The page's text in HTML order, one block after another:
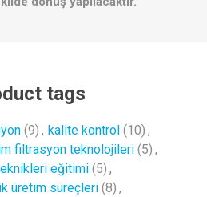
tags
(9) , kalite kontrol (10) ,
filtrasyon teknolojileri (5) ,
eğitimi (5) ,
üretim süreçleri (8) ,